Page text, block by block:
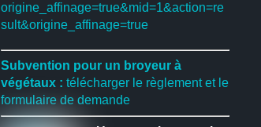
origine_affinage=true&mid=1&action=re
sult&origine_affinage=true
Subvention pour un broyeur à
végétaux : télécharger le règlement et le
formulaire de demande